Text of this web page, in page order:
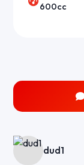
600cc
dud1